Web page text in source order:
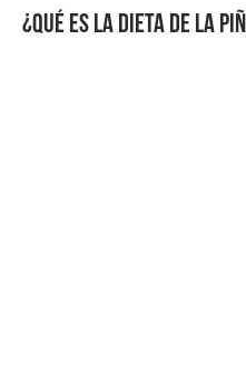
¿QUÉ ES LA DIETA DE LA